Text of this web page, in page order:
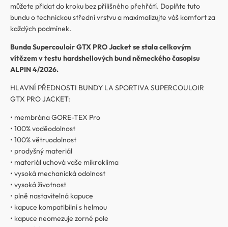
můžete přidat do kroku bez přílišného přehřátí. Doplňte tuto
bundu o technickou střední vrstvu a maximalizujte váš komfort za
každých podmínek.
Bunda Supercouloir GTX PRO Jacket se stala celkovým
vítězem v testu hardshellových bund německého časopisu
ALPIN 4/2026.
HLAVNÍ PŘEDNOSTI BUNDY LA SPORTIVA SUPERCOULOIR
GTX PRO JACKET:
• membrána GORE-TEX Pro
• 100% voděodolnost
• 100% větruodolnost
• prodyšný materiál
• materiál uchová vaše mikroklima
• vysoká mechanická odolnost
• vysoká životnost
• plně nastavitelná kapuce
• kapuce kompatibilní s helmou
• kapuce neomezuje zorné pole